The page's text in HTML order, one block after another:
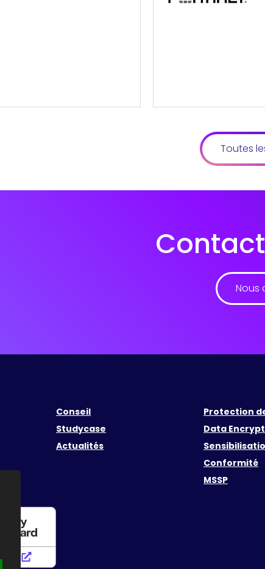
Toutes
Nous
Conseil
Studycase
Actualités
Protection
Data
Conformité
MSSP